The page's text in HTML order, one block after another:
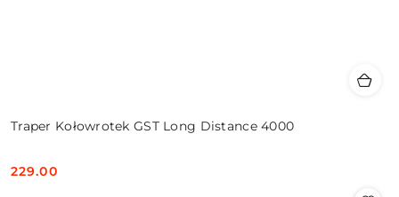
Traper Kołowrotek GST Long Distance 4000
Cena:
229.00